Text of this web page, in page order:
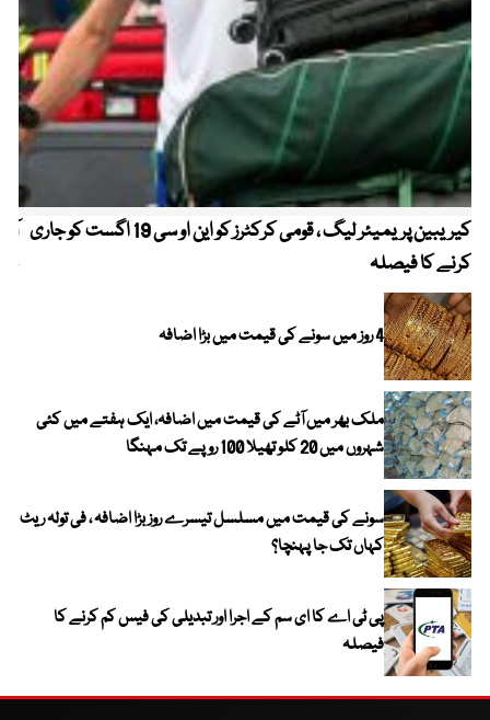
کیریبین پریمیئر لیگ ، قومی کرکٹرز کو این او سی 19 اگست کو جاری
کرنے کا فیصلہ
4 روز میں سونے کی قیمت میں بڑا اضافہ
ملک بھر میں آٹے کی قیمت میں اضافہ، ایک ہفتے میں کئی
شہروں میں 20 کلو تھیلا 100 روپے تک مہنگا
سونے کی قیمت میں مسلسل تیسرے روز بڑا اضافہ ، فی تولہ ریٹ
کہاں تک جا پہنچا؟
پی ٹی اے کا ای سم کے اجرا اور تبدیلی کی فیس کم کرنے کا
فیصلہ